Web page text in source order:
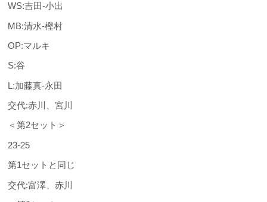
WS:吉田-小出
MB:清水-樫村
OP:マルキ
S:谷
L:加藤真-永田
交代:赤川、宮川
＜第2セット＞
23-25
第1セットと同じ
交代:富澤、赤川